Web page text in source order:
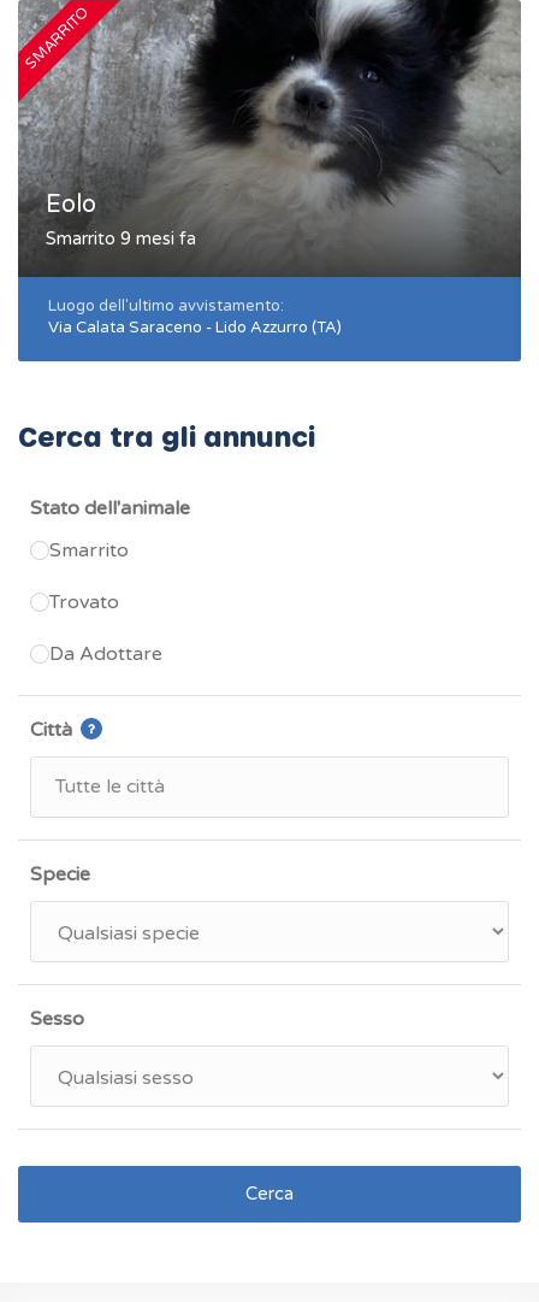
SMARRITO
Eolo
Smarrito 9 mesi fa
Luogo dell'ultimo avvistamento:
Via Calata Saraceno - Lido Azzurro (TA)
Cerca tra gli annunci
Stato dell'animale
Smarrito
Trovato
Da Adottare
Città
Specie
Sesso
Cerca